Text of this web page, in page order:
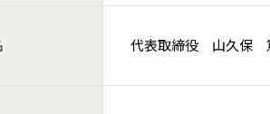
代表取締役 山久保